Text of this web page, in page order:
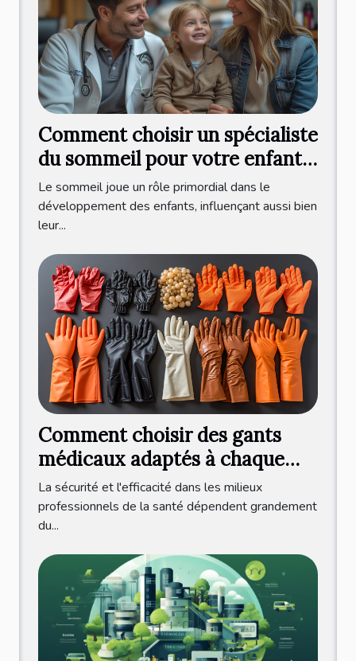
Comment choisir un spécialiste
du sommeil pour votre enfant :
critères et bénéfices d'une
consultation professionnelle
Le sommeil joue un rôle primordial dans le
développement des enfants, influençant aussi bien
leur...
Comment choisir des gants
médicaux adaptés à chaque
pratique professionnelle ?
La sécurité et l'efficacité dans les milieux
professionnels de la santé dépendent grandement
du...